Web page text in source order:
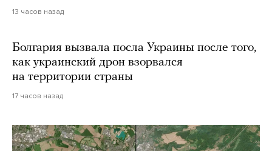
13 часов назад
Болгария вызвала посла Украины после того,
как украинский дрон взорвался
на территории страны
17 часов назад